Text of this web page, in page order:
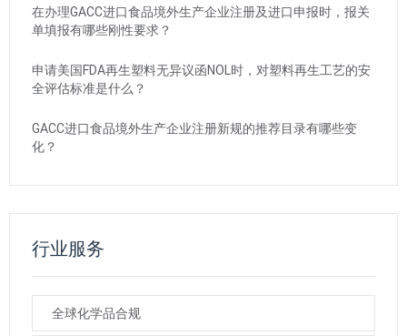
在办理GACC进口食品境外生产企业注册及进口申报时，报关
单填报有哪些刚性要求？
申请美国FDA再生塑料无异议函NOL时，对塑料再生工艺的安
全评估标准是什么？
GACC进口食品境外生产企业注册新规的推荐目录有哪些变
化？
行业服务
全球化学品合规